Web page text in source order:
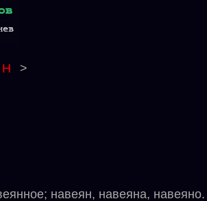
Н >
навеян, навеяна, навеяно.